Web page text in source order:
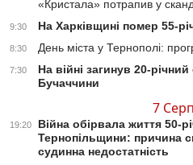
«Кристала» потрапив у
9:30 На Харківщині помер 55-
8:30 День міста у Тернополі:
7:30
На війні загинув 20-
Бучаччини
7
19:20
Війна обірвала життя 50-
Тернопільщини: причина
судинна недостатність